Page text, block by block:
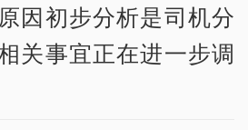
因初步分析是司机分
关事宜正在进一步调